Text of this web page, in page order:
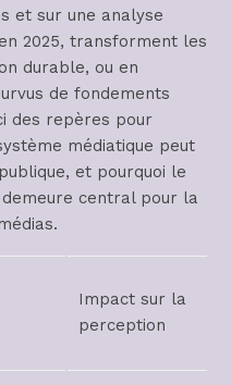
et sur une analyse
2025, transforment les
durable, ou en
de fondements
des repères pour
médiatique peut
et pourquoi le
central pour la
Impact sur la
perception